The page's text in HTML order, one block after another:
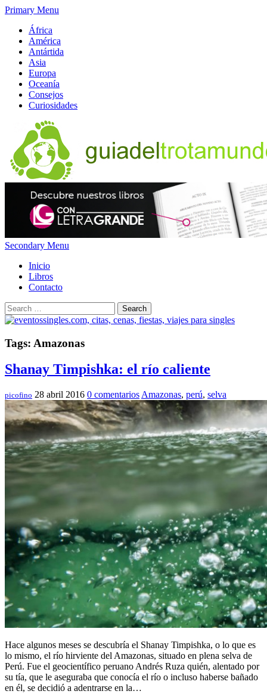
Primary Menu
África
América
Antártida
Asia
Europa
Oceanía
Consejos
Curiosidades
Secondary Menu
Inicio
Libros
Contacto
Search
Tags: Amazonas
Shanay Timpishka: el río caliente
picofino 28 abril 2016 0 comentarios Amazonas, perú, selva
Hace algunos meses se descubría el Shanay Timpishka, o lo que es
lo mismo, el río hirviente del Amazonas, situado en plena selva de
Perú. Fue el geocientífico peruano Andrés Ruza quién, alentado por
su tía, que le aseguraba que conocía el río o incluso haberse bañado
en él, se decidió a adentrarse en la…